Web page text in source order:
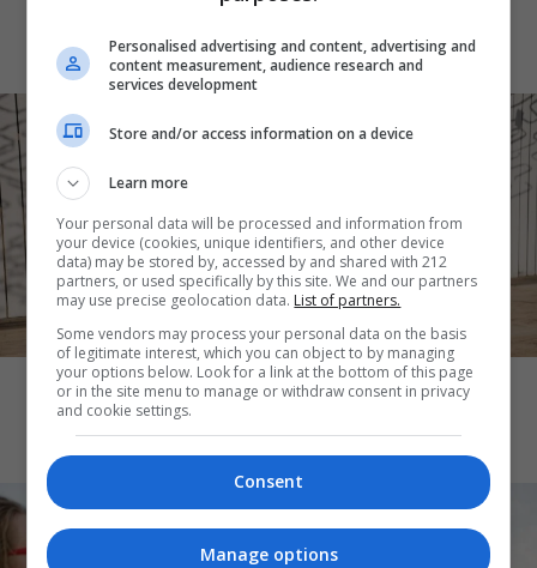
THE ART OF LIFE
Tanmaxxing: To trend που στέλνει τη
Gen Z στον ήλιο χωρίς αντηλιακό
Personalised advertising and content, advertising and
content measurement, audience research and
services development
Store and/or access information on a device
Learn more
Your personal data will be processed and information from
your device (cookies, unique identifiers, and other device
data) may be stored by, accessed by and shared with 212
partners, or used specifically by this site. We and our partners
may use precise geolocation data. List of partners.
Some vendors may process your personal data on the basis
of legitimate interest, which you can object to by managing
your options below. Look for a link at the bottom of this page
or in the site menu to manage or withdraw consent in privacy
and cookie settings.
Consent
Manage options